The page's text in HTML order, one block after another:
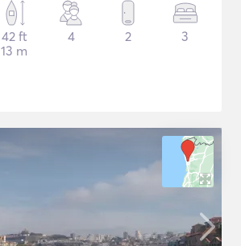
42 ft
13 m
4 2 3